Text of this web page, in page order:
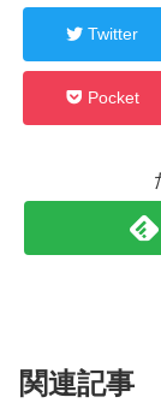
Twitter
Pocket
関連記事